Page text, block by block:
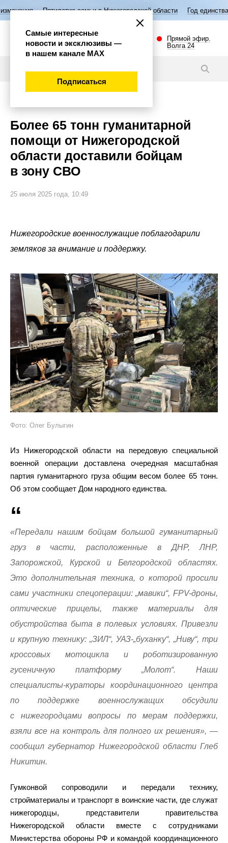
семьи в Нижегородской области Год единства народов России
Прямой эфир.
Волга 24
Более 65 тонн гуманитарной
помощи от Нижегородской
области доставили бойцам
в зону СВО
25 июля 2025 года, 10:49
Нижегородские военнослужащие поблагодарили
земляков за внимание и поддержку.
Фото: Олег Булыгин
Из Нижегородской области на передовую специальной
военной операции доставлена очередная масштабная
партия гуманитарного груза общим весом более 65 тонн.
Об этом сообщает Дом народного единства.
«Передали нашим бойцам большой гуманитарный
груз в части, расположенные в ДНР, ЛНР,
Запорожской, Курской и Белгородской областях.
Это дополнительная техника, о которой просили
сами участники спецоперации: „мавики“, FPV-дроны,
оптические прицелы, также материалы для
обустройства быта в полевых условиях. Привезли
и крупную технику: „ЗИЛ“, УАЗ-„буханку“, „Ниву“, три
кроссовых мотоцикла и роботизированную
гусеничную платформу „Молот“. Наши
специалисты-кураторы координационного центра
по поддержке военнослужащих обсудили
с нижегородцами вопросы по мерам поддержки,
взяли все на контроль для полного их решения», —
сообщил губернатор Нижегородской области Глеб
Никитин.
Гумконвой сопроводили и передали технику,
стройматериалы и транспорт в воинские части, где служат
нижегородцы, представители правительства
Нижегородской области вместе с сотрудниками
Министерства обороны РФ и командой координационного
Самые интересные
новости и эксклюзивы —
в нашем канале МАХ
Подписаться